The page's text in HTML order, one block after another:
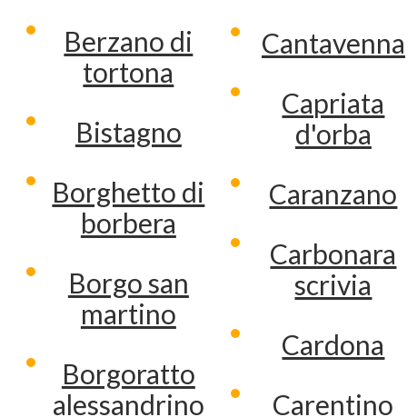
Berzano di
tortona
Bistagno
Borghetto di
borbera
Borgo san
martino
Borgoratto
alessandrino
Cantavenna
Capriata
d'orba
Caranzano
Carbonara
scrivia
Cardona
Carentino